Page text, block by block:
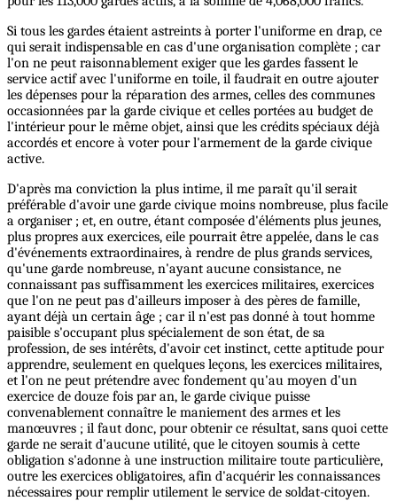
Si tous les gardes étaient astreints à porter l'uniforme en drap, ce
qui serait indispensable en cas d'une organisation complète ; car
l'on ne peut raisonnablement exiger que les gardes fassent le
service actif avec l'uniforme en toile, il faudrait en outre ajouter
les dépenses pour la réparation des armes, celles des communes
occasionnées par la garde civique et celles portées au budget de
l'intérieur pour le même objet, ainsi que les crédits spéciaux déjà
accordés et encore à voter pour l'armement de la garde civique
active.
D'après ma conviction la plus intime, il me paraît qu'il serait
préférable d'avoir une garde civique moins nombreuse, plus facile
a organiser ; et, en outre, étant composée d'éléments plus jeunes,
plus propres aux exercices, eile pourrait être appelée, dans le cas
d'événements extraordinaires, à rendre de plus grands services,
qu'une garde nombreuse, n'ayant aucune consistance, ne
connaissant pas suffisamment les exercices militaires, exercices
que l'on ne peut pas d'ailleurs imposer à des pères de famille,
ayant déjà un certain âge ; car il n'est pas donné à tout homme
paisible s'occupant plus spécialement de son état, de sa
profession, de ses intérêts, d'avoir cet instinct, cette aptitude pour
apprendre, seulement en quelques leçons, les exercices militaires,
et l'on ne peut prétendre avec fondement qu'au moyen d'un
exercice de douze fois par an, le garde civique puisse
convenablement connaître le maniement des armes et les
manœuvres ; il faut donc, pour obtenir ce résultat, sans quoi cette
garde ne serait d'aucune utilité, que le citoyen soumis à cette
obligation s'adonne à une instruction militaire toute particulière,
outre les exercices obligatoires, afin d'acquérir les connaissances
nécessaires pour remplir utilement le service de soldat-citoyen.